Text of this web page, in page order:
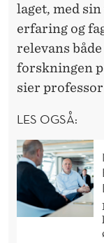
laget, med
erfaring og
relevans
forskningen
sier professor
LES OGSÅ: